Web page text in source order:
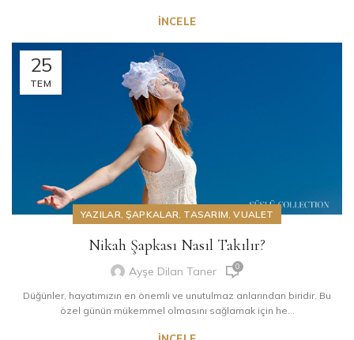
İNCELE
25
TEM
YAZILAR ŞAPKALAR TASARIM ,VUALET
Nikah Şapkası Nasıl Takılır?
Ayşe Dilan Taner 0
Düğünler, hayatımızın en önemli ve unutulmaz anlarından biridir. Bu
özel günün mükemmel olmasını sağlamak için he...